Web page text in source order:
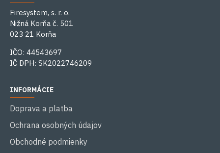
Firesystem, s. r. o.
Nižná Korňa č. 501
023 21 Korňa
IČO: 44543697
IČ DPH: SK2022746209
INFORMÁCIE
Doprava a platba
Ochrana osobných údajov
Obchodné podmienky